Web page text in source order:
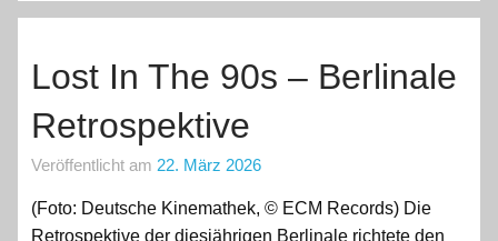
Lost In The 90s – Berlinale
Retrospektive
Veröffentlicht am 22. März 2026
(Foto: Deutsche Kinemathek, © ECM Records) Die
Retrospektive der diesjährigen Berlinale richtete den